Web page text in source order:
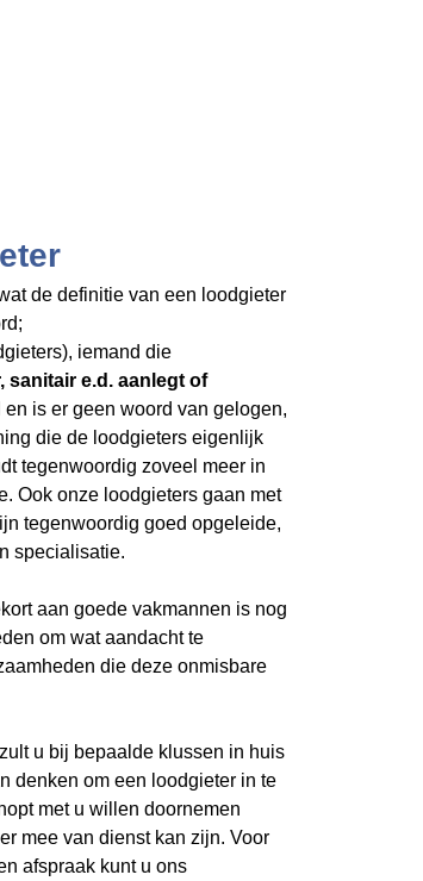
de definitie van een loodgieter
iemand die
sanitair e.d. aanlegt of
is er geen woord van gelogen,
die de loodgieters eigenlijk
tegenwoordig zoveel meer in
Ook onze loodgieters gaan met
tegenwoordig goed opgeleide,
specialisatie.
aan goede vakmannen is nog
om wat aandacht te
die deze onmisbare
u bij bepaalde klussen in huis
denken om een loodgieter in te
met u willen doornemen
mee van dienst kan zijn. Voor
afspraak kunt u ons